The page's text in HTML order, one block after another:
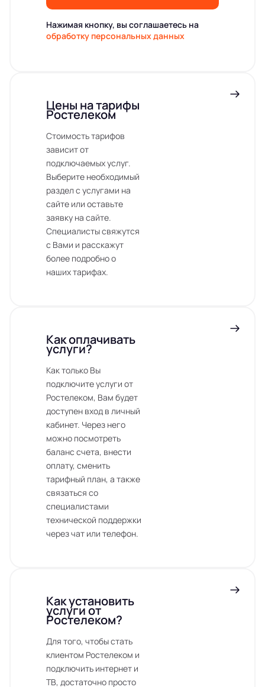
Нажимая кнопку, вы соглашаетесь на
обработку персональных данных
Цены на тарифы
Ростелеком
Стоимость тарифов
зависит от
подключаемых услуг.
Выберите необходимый
раздел с услугами на
сайте или оставьте
заявку на сайте.
Специалисты свяжутся
с Вами и расскажут
более подробно о
наших тарифах.
Как оплачивать
услуги?
Как только Вы
подключите услуги от
Ростелеком, Вам будет
доступен вход в личный
кабинет. Через него
можно посмотреть
баланс счета, внести
оплату, сменить
тарифный план, а также
связаться со
специалистами
технической поддержки
через чат или телефон.
Как установить
услуги от
Ростелеком?
Для того, чтобы стать
клиентом Ростелеком и
подключить интернет и
ТВ, достаточно просто